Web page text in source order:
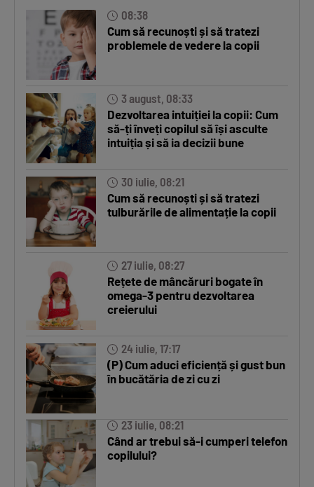
08:38
Cum să recunoști și să tratezi
problemele de vedere la copii
3 august, 08:33
Dezvoltarea intuiției la copii: Cum
să-ți înveți copilul să își asculte
intuiția și să ia decizii bune
30 iulie, 08:21
Cum să recunoști și să tratezi
tulburările de alimentație la copii
27 iulie, 08:27
Rețete de mâncăruri bogate în
omega-3 pentru dezvoltarea
creierului
24 iulie, 17:17
(P) Cum aduci eficiență și gust bun
în bucătăria de zi cu zi
23 iulie, 08:21
Când ar trebui să-i cumperi telefon
copilului?